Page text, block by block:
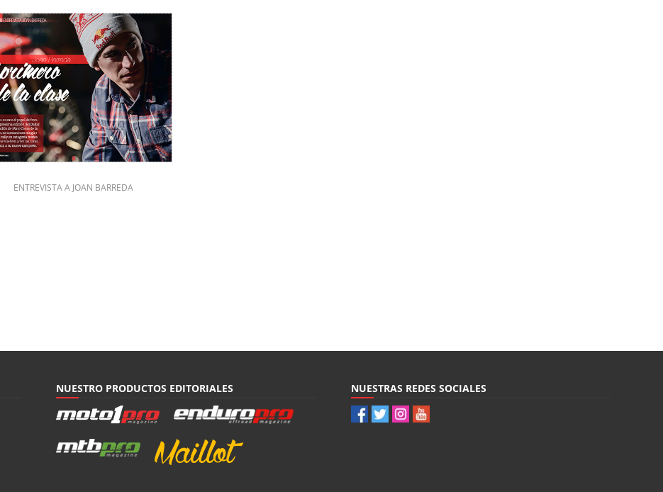
ENTREVISTA A JOAN BARREDA
NUESTRO PRODUCTOS EDITORIALES NUESTRAS REDES SOCIALES